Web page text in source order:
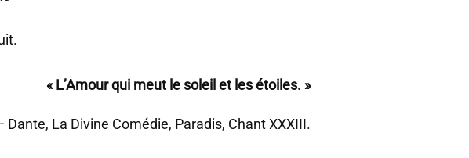
« L’Amour qui meut le soleil et les étoiles. »
Dante, La Divine Comédie, Paradis, Chant XXXIII.